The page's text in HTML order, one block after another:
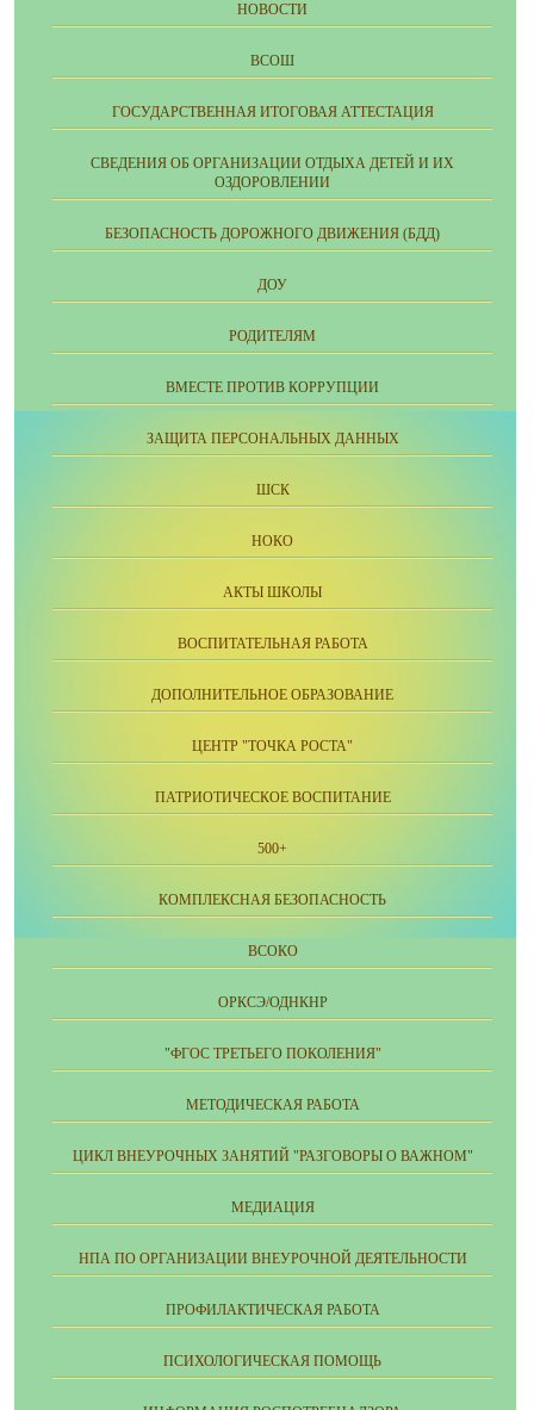
НОВОСТИ
ВСОШ
ГОСУДАРСТВЕННАЯ ИТОГОВАЯ АТТЕСТАЦИЯ
СВЕДЕНИЯ ОБ ОРГАНИЗАЦИИ ОТДЫХА ДЕТЕЙ И ИХ
ОЗДОРОВЛЕНИИ
БЕЗОПАСНОСТЬ ДОРОЖНОГО ДВИЖЕНИЯ (БДД)
ДОУ
РОДИТЕЛЯМ
ВМЕСТЕ ПРОТИВ КОРРУПЦИИ
ЗАЩИТА ПЕРСОНАЛЬНЫХ ДАННЫХ
ШСК
НОКО
АКТЫ ШКОЛЫ
ВОСПИТАТЕЛЬНАЯ РАБОТА
ДОПОЛНИТЕЛЬНОЕ ОБРАЗОВАНИЕ
ЦЕНТР "ТОЧКА РОСТА"
ПАТРИОТИЧЕСКОЕ ВОСПИТАНИЕ
500+
КОМПЛЕКСНАЯ БЕЗОПАСНОСТЬ
ВСОКО
ОРКСЭ/ОДНКНР
"ФГОС ТРЕТЬЕГО ПОКОЛЕНИЯ"
МЕТОДИЧЕСКАЯ РАБОТА
ЦИКЛ ВНЕУРОЧНЫХ ЗАНЯТИЙ "РАЗГОВОРЫ О ВАЖНОМ"
МЕДИАЦИЯ
НПА ПО ОРГАНИЗАЦИИ ВНЕУРОЧНОЙ ДЕЯТЕЛЬНОСТИ
ПРОФИЛАКТИЧЕСКАЯ РАБОТА
ПСИХОЛОГИЧЕСКАЯ ПОМОЩЬ